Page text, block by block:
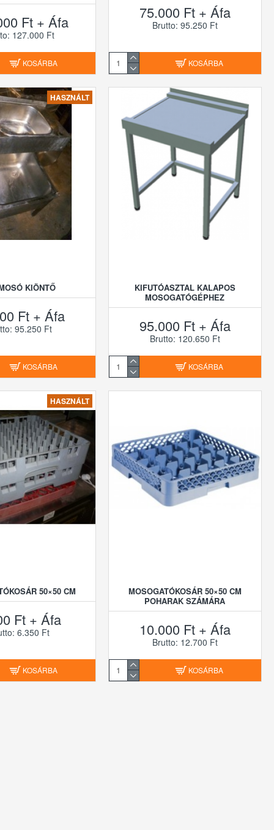
Ft + Áfa
127.000 Ft
KOSÁRBA
75.000 Ft + Áfa
Brutto: 95.250 Ft
KOSÁRBA
HASZNÁLT
KIÖNTŐ
Ft + Áfa
95.250 Ft
KOSÁRBA
KIFUTÓASZTAL KALAPOS
MOSOGATÓGÉPHEZ
95.000 Ft + Áfa
Brutto: 120.650 Ft
KOSÁRBA
HASZNÁLT
50×50 CM
Ft + Áfa
6.350 Ft
KOSÁRBA
MOSOGATÓKOSÁR 50×50 CM
POHARAK SZÁMÁRA
10.000 Ft + Áfa
Brutto: 12.700 Ft
KOSÁRBA